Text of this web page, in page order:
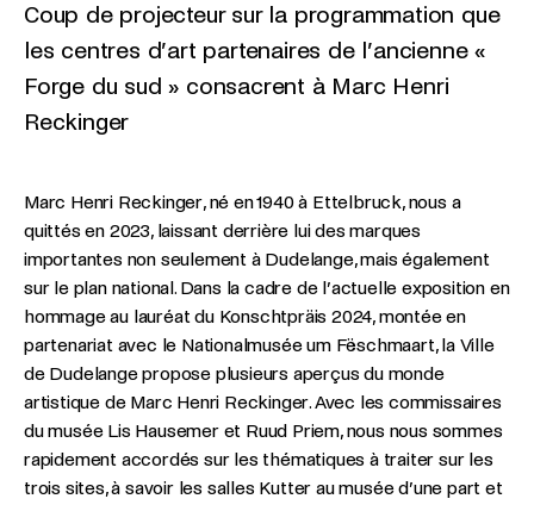
Coup de projecteur sur la programmation que
les centres d’art partenaires de l’ancienne «
Forge du sud » consacrent à Marc Henri
Reckinger
Marc Henri Reckinger, né en 1940 à Ettelbruck, nous a
quittés en 2023, laissant derrière lui des marques
importantes non seulement à Dudelange, mais également
sur le plan national. Dans la cadre de l’actuelle exposition en
hommage au lauréat du Konschtpräis 2024, montée en
partenariat avec le Nationalmusée um Fëschmaart, la Ville
de Dudelange propose plusieurs aperçus du monde
artistique de Marc Henri Reckinger. Avec les commissaires
du musée Lis Hausemer et Ruud Priem, nous nous sommes
rapidement accordés sur les thématiques à traiter sur les
trois sites, à savoir les salles Kutter au musée d’une part et